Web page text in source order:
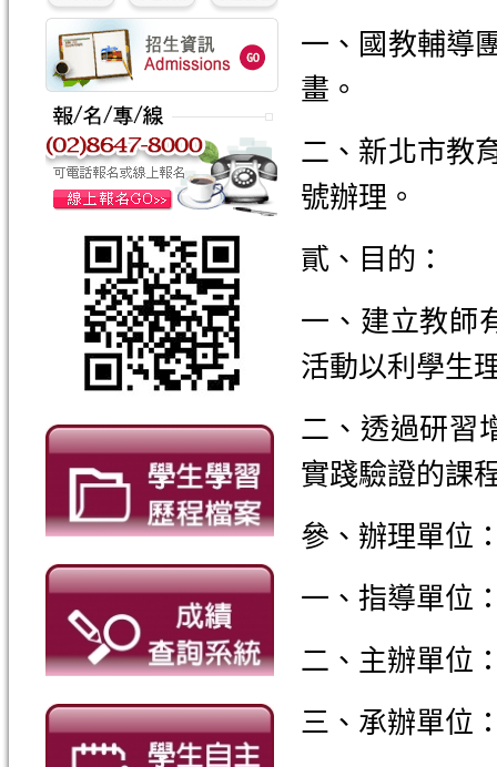
一、國教輔導
畫。
二、新北市教
號辦理。
貳、目的：
一、建立教師
活動以利學生
二、透過研習
實踐驗證的課
參、辦理單位
一、指導單位
二、主辦單位
三、承辦單位